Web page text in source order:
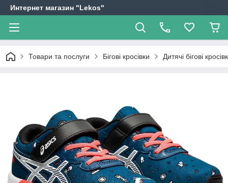
Интернет магазин "Lekos"
Товари та послуги Бігові кросівки Дитячі бігові